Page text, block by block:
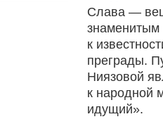
Слава —
знаменитым
к
преграды.
Ниязовой
к народной
идущий».